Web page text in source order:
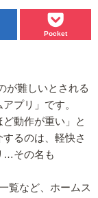
Pocket
が難しいとされる
プリ」です。
動作が重い」と
るのは、軽快さ
…その名も
覧など、ホームス